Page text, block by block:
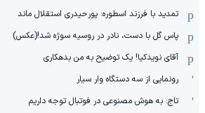
تمدید با فرزند اسطوره: پورحیدری استقلال ماند
پاس گل با دست، نادر در روسیه سوژه شد!(عکس)
آقای نویدکیا! یک توضیح به من بدهکاری
رونمایی از سه دستگاه وار سیار
تاج: به هوش مصنوعی در فوتبال توجه داریم